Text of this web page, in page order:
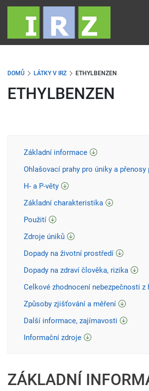
Přejít
obsahu
DOMŮ LÁTKY V IRZ ETHYLBENZEN
ETHYLBENZEN
Základní informace
Ohlašovací prahy pro úniky a přenosy
H- a P-věty
Základní charakteristika
Použití
Zdroje úniků
Dopady na životní prostředí
Dopady na zdraví člověka, rizika
Celkové zhodnocení nebezpečnosti
Způsoby zjišťování a měření
Další informace, zajímavosti
Informační zdroje
ZÁKLADNÍ